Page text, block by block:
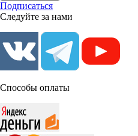
Подписаться
Следуйте за нами
Способы оплаты